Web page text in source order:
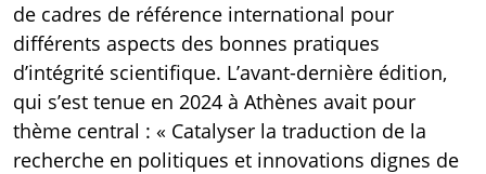
de cadres de référence international pour
différents aspects des bonnes pratiques
d’intégrité scientifique. L’avant-dernière édition,
qui s’est tenue en 2024 à Athènes avait pour
thème central : « Catalyser la traduction de la
recherche en politiques et innovations dignes de